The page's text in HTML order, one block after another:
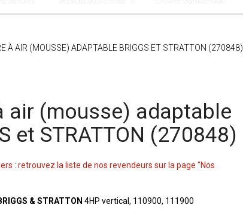
À AIR (MOUSSE) ADAPTABLE BRIGGS ET STRATTON (270848)
air (mousse) adaptable
et STRATTON (270848)
: retrouvez la liste de nos revendeurs sur la page "Nos
& STRATTON 4HP vertical, 110900, 111900